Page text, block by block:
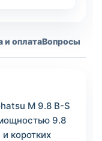
и оплатаВопросы
M 9.8 B-S
9.8
коротких